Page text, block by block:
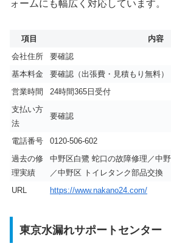
ォームにも幅広く対応しています。
項目
内容
会社住所
要確認
基本料金
要確認（出張費・見積もり無料）
営業時間
24時間365日受付
支払い方
法
要確認
電話番号
0120-506-602
過去の修
理実績
中野区白鷺 蛇口の故障修理／中
／中野区 トイレタンク部品交換
URL
https://www.nakano24.com/
東京水漏れサポートセンター